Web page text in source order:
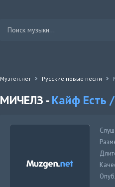
Музген.нет Русские новые песни
МИЧЕЛЗ -Кайф Есть